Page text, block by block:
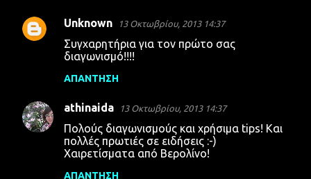
Unknown 13 Οκτωβρίου, 2013 14:37
Συγχαρητήρια για τον πρώτο σας
διαγωνισμό!!!!
ΑΠΆΝΤΗΣΗ
athinaida 13 Οκτωβρίου, 2013 14:37
Πολούς διαγωνισμούς και χρήσιμα tips! Και
πολλές πρωτιές σε ειδήσεις :-)
Χαιρετίσματα από Βερολίνο!
ΑΠΆΝΤΗΣΗ